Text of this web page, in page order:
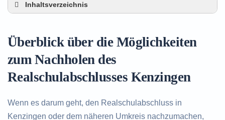
Inhaltsverzeichnis
Alternativen zum nachträglichen Erwerb des
Realschulabschlusses in Kenzingen
des Realschulabschlusses
Überblick über die Möglichkeiten
zum Nachholen des
Realschulabschlusses Kenzingen
Wenn es darum geht, den Realschulabschluss in
Kenzingen oder dem näheren Umkreis nachzumachen,